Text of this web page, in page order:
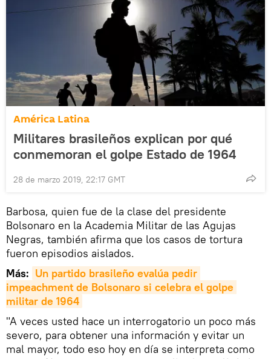
América Latina
Militares brasileños explican por qué
conmemoran el golpe Estado de 1964
28 de marzo 2019, 22:17 GMT
Barbosa, quien fue de la clase del presidente
Bolsonaro en la Academia Militar de las Agujas
Negras, también afirma que los casos de tortura
fueron episodios aislados.
Más: Un partido brasileño evalúa pedir
impeachment de Bolsonaro si celebra el golpe
militar de 1964
"A veces usted hace un interrogatorio un poco más
severo, para obtener una información y evitar un
mal mayor, todo eso hoy en día se interpreta como